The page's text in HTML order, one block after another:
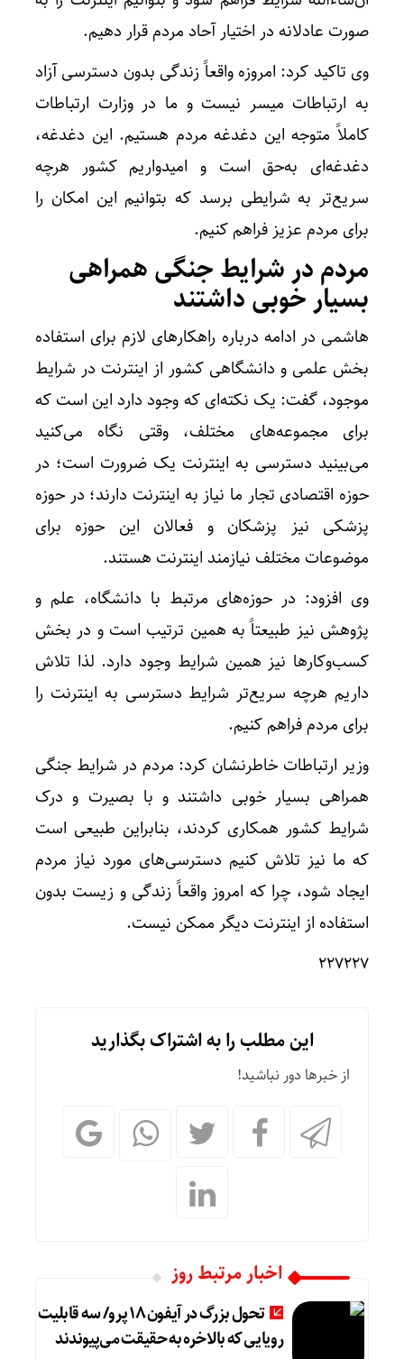
صورت عادلانه در اختیار آحاد مردم قرار دهیم.
وی تاکید کرد: امروزه واقعاً زندگی بدون دسترسی آزاد
به ارتباطات میسر نیست و ما در وزارت ارتباطات
کاملاً متوجه این دغدغه مردم هستیم. این دغدغه،
دغدغه‌ای به‌حق است و امیدواریم کشور هرچه
سریع‌تر به شرایطی برسد که بتوانیم این امکان را
برای مردم عزیز فراهم کنیم.
مردم در شرایط جنگی همراهی
بسیار خوبی داشتند
هاشمی در ادامه درباره راهکارهای لازم برای استفاده
بخش علمی و دانشگاهی کشور از اینترنت در شرایط
موجود، گفت: یک نکته‌ای که وجود دارد این است که
برای مجموعه‌های مختلف، وقتی نگاه می‌کنید
می‌بینید دسترسی به اینترنت یک ضرورت است؛ در
حوزه اقتصادی تجار ما نیاز به اینترنت دارند؛ در حوزه
پزشکی نیز پزشکان و فعالان این حوزه برای
موضوعات مختلف نیازمند اینترنت هستند.
وی افزود: در حوزه‌های مرتبط با دانشگاه، علم و
پژوهش نیز طبیعتاً به همین ترتیب است و در بخش
کسب‌وکارها نیز همین شرایط وجود دارد. لذا تلاش
داریم هرچه سریع‌تر شرایط دسترسی به اینترنت را
برای مردم فراهم کنیم.
وزیر ارتباطات خاطرنشان کرد: مردم در شرایط جنگی
همراهی بسیار خوبی داشتند و با بصیرت و درک
شرایط کشور همکاری کردند، بنابراین طبیعی است
که ما نیز تلاش کنیم دسترسی‌های مورد نیاز مردم
ایجاد شود، چرا که امروز واقعاً زندگی و زیست بدون
استفاده از اینترنت دیگر ممکن نیست.
۲۲۷۲۲۷
این مطلب را به اشتراک بگذارید
از خبرها دور نباشید!
اخبار مرتبط روز
تحول بزرگ در آیفون ۱۸ پرو/ سه قابلیت
رویایی که بالاخره به حقیقت می‌پیوندند